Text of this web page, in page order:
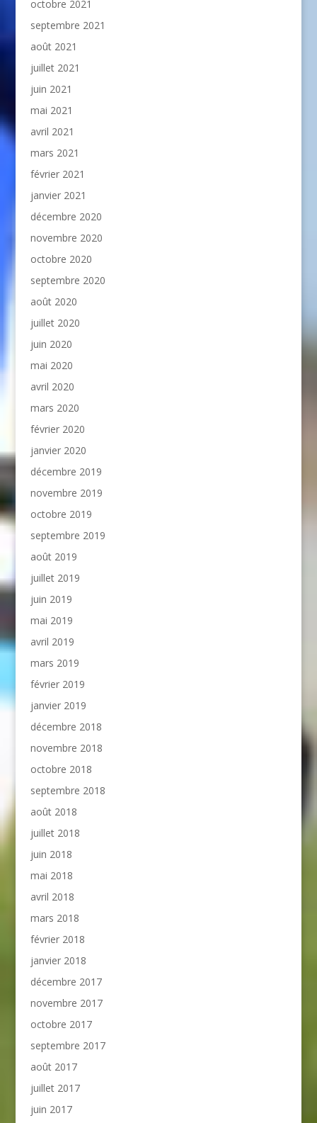
octobre 2021
septembre 2021
août 2021
juillet 2021
juin 2021
mai 2021
avril 2021
mars 2021
février 2021
janvier 2021
décembre 2020
novembre 2020
octobre 2020
septembre 2020
août 2020
juillet 2020
juin 2020
mai 2020
avril 2020
mars 2020
février 2020
janvier 2020
décembre 2019
novembre 2019
octobre 2019
septembre 2019
août 2019
juillet 2019
juin 2019
mai 2019
avril 2019
mars 2019
février 2019
janvier 2019
décembre 2018
novembre 2018
octobre 2018
septembre 2018
août 2018
juillet 2018
juin 2018
mai 2018
avril 2018
mars 2018
février 2018
janvier 2018
décembre 2017
novembre 2017
octobre 2017
septembre 2017
août 2017
juillet 2017
juin 2017